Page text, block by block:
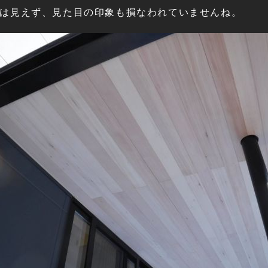
見えず、見た目の印象も損なわれていませんね。